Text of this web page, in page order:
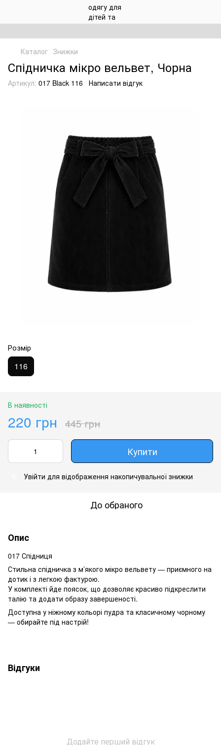
Каталог Знижки
Спідничка мікро вельвет, Чорна
Артикул: 017 Black 116 Написати відгук
Розмір
116
В наявності
220 грн 445 грн
Купити
Увійти для відображення накопичувальної знижки
До обраного
Опис
017 Спідниця
Стильна спідничка з м’якого мікро вельвету — приємного на
дотик і з легкою фактурою.
У комплекті йде поясок, що дозволяє красиво підкреслити
талію та додати образу завершеності.
Доступна у ніжному кольорі пудра та класичному чорному
— обирайте під настрій!
Відгуки
Додайте перший відгук